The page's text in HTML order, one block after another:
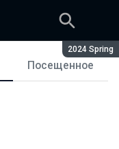
Сезон:
2024 Spring
Посещенное